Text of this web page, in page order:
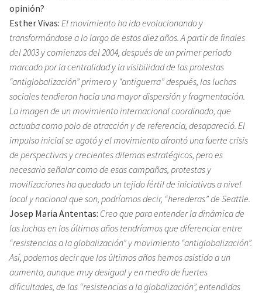
opinión?
Esther Vivas: El movimiento ha ido evolucionando y
transformándose a lo largo de estos diez años. A partir de finales
del 2003 y comienzos del 2004, después de un primer periodo
marcado por la centralidad y la visibilidad de las protestas
“antiglobalización” primero y “antiguerra” después, las luchas
sociales tendieron hacia una mayor dispersión y fragmentación.
La imagen de un movimiento internacional coordinado, que
actuaba como polo de atracción y de referencia, desapareció. El
impulso inicial se agotó y el movimiento afrontó una fuerte crisis
de perspectivas y crecientes dilemas estratégicos, pero es
necesario señalar como de esas campañas, protestas y
movilizaciones ha quedado un tejido fértil de iniciativas a nivel
local y nacional que son, podríamos decir, “herederas” de Seattle.
Josep Maria Antentas: Creo que para entender la dinámica de
las luchas en los últimos años tendríamos que diferenciar entre
“resistencias a la globalización” y movimiento “antiglobalización”.
Así, podemos decir que los últimos años hemos asistido a un
aumento, aunque muy desigual y en medio de fuertes
dificultades, de las “resistencias a la globalización”, entendidas